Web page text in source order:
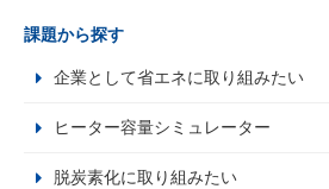
課題から探す
企業として省エネに取り組みたい
ヒーター容量シミュレーター
脱炭素化に取り組みたい